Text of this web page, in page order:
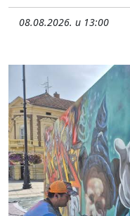
08.08.2026. u 13:00